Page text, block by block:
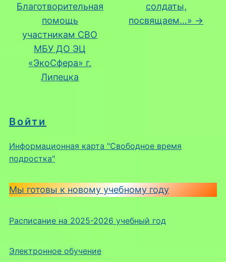
Войти
Информационная карта "Свободное время
подростка"
Мы готовы к новому учебному году
Расписание на 2025-2026 учебный год
Электронное обучение
Благотворительная
помощь
участникам СВО
МБУ ДО ЭЦ
«ЭкоСфера» г.
Липецка
солдаты,
посвящаем…» →